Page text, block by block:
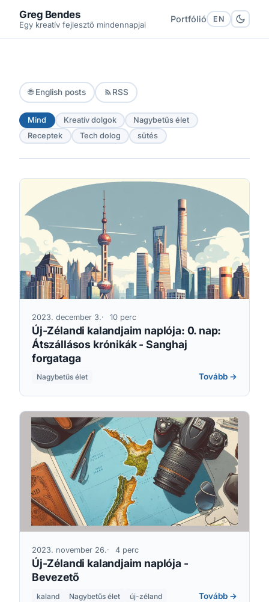
Greg Bendes
Egy kreatív fejlesztő mindennapjai
Portfólió EN
🌐 English posts RSS
Mind Kreatív dolgok
Nagybetűs élet
Receptek
Tech dolog sütés
2023. december 3. 10 perc
Új-Zélandi kalandjaim naplója: 0. nap:
Átszállásos krónikák - Sanghaj
forgataga
Nagybetűs élet Tovább →
2023. november 26. 4 perc
Új-Zélandi kalandjaim naplója -
Bevezető
kaland Nagybetűs élet új-zéland Tovább →